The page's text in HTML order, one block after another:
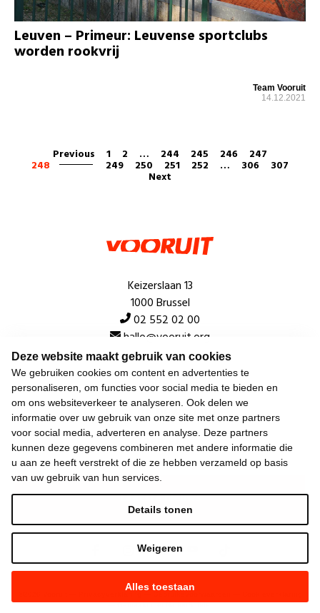
Deze website maakt gebruik van cookies
We gebruiken cookies om content en advertenties te
personaliseren, om functies voor social media te bieden en
om ons websiteverkeer te analyseren. Ook delen we
informatie over uw gebruik van onze site met onze partners
voor social media, adverteren en analyse. Deze partners
kunnen deze gegevens combineren met andere informatie die
u aan ze heeft verstrekt of die ze hebben verzameld op basis
van uw gebruik van hun services.
Alles toestaan
Weigeren
Details tonen
Leuven – Primeur: Leuvense sportclubs
worden rookvrij
Team Vooruit
14.12.2021
Previous 1 2 … 244 245 246 247
248 249 250 251 252 … 306 307
Next
Keizerslaan 13
1000 Brussel
02 552 02 00
hallo@vooruit.org
Snel
Over de beweging
Algemeen
Laatste nieuws
—Gemaakt met NationBuilder